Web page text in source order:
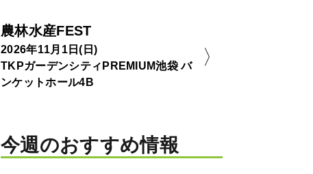
農林水産FEST
2026年11月1日(日)
TKPガーデンシティPREMIUM池袋 バ
ンケットホール4B
今週のおすすめ情報